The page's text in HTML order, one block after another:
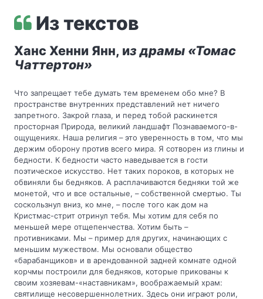
Из текстов
Ханс Хенни Янн, из драмы «Томас
Чаттертон»
Что запрещает тебе думать тем временем обо мне? В
пространстве внутренних представлений нет ничего
запретного. Закрой глаза, и перед тобой раскинется
просторная Природа, великий ландшафт Познаваемого-в-
ощущениях. Наша религия – это уверенность в том, что мы
держим оборону против всего мира. Я сотворен из глины и
бедности. К бедности часто наведывается в гости
поэтическое искусство. Нет таких пороков, в которых не
обвиняли бы бедняков. А расплачиваются бедняки той же
монетой, что и все остальные, – собственной смертью. Ты
соскользнул вниз, ко мне, – после того как дом на
Кристмас-стрит отринул тебя. Мы хотим для себя по
меньшей мере отщепенчества. Хотим быть –
противниками. Мы – пример для других, начинающих с
меньшим мужеством. Мы основали общество
«барабанщиков» и в арендованной задней комнате одной
корчмы построили для бедняков, которые прикованы к
своим хозяевам-«наставникам», воображаемый храм:
святилище несовершеннолетних. Здесь они играют роли,